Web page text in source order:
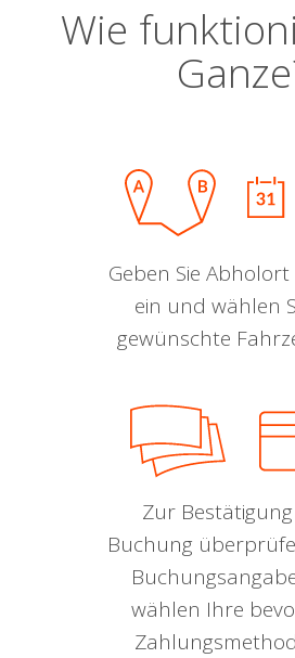
Wie
Geben Sie
ein und wählen
gewünschte
Zur
Buchung
wählen Ihre